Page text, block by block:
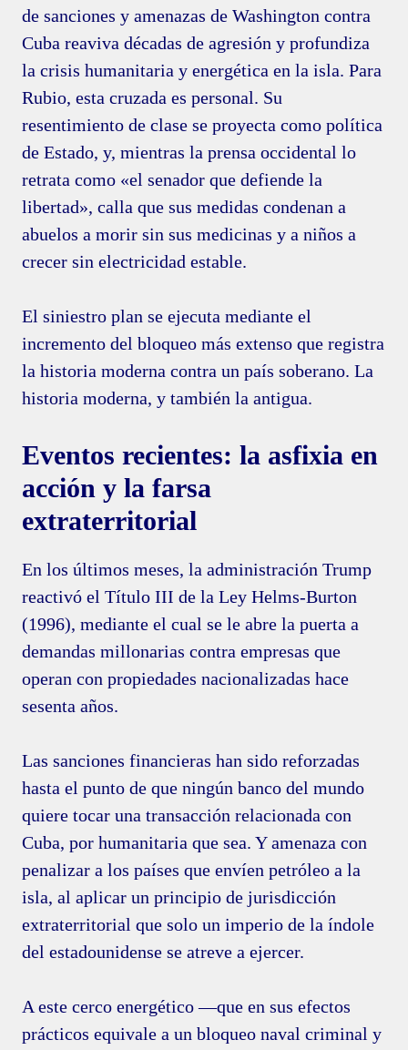
de sanciones y amenazas de Washington contra
Cuba reaviva décadas de agresión y profundiza
la crisis humanitaria y energética en la isla. Para
Rubio, esta cruzada es personal. Su
resentimiento de clase se proyecta como política
de Estado, y, mientras la prensa occidental lo
retrata como «el senador que defiende la
libertad», calla que sus medidas condenan a
abuelos a morir sin sus medicinas y a niños a
crecer sin electricidad estable.
El siniestro plan se ejecuta mediante el
incremento del bloqueo más extenso que registra
la historia moderna contra un país soberano. La
historia moderna, y también la antigua.
Eventos recientes: la asfixia en
acción y la farsa
extraterritorial
En los últimos meses, la administración Trump
reactivó el Título III de la Ley Helms-Burton
(1996), mediante el cual se le abre la puerta a
demandas millonarias contra empresas que
operan con propiedades nacionalizadas hace
sesenta años.
Las sanciones financieras han sido reforzadas
hasta el punto de que ningún banco del mundo
quiere tocar una transacción relacionada con
Cuba, por humanitaria que sea. Y amenaza con
penalizar a los países que envíen petróleo a la
isla, al aplicar un principio de jurisdicción
extraterritorial que solo un imperio de la índole
del estadounidense se atreve a ejercer.
A este cerco energético —que en sus efectos
prácticos equivale a un bloqueo naval criminal y